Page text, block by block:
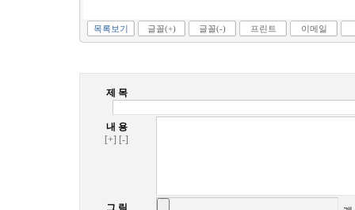
목록보기 글꼴(+) 글꼴(-) 프린트 이메일
제 목
내 용
[+] [-]
그 림